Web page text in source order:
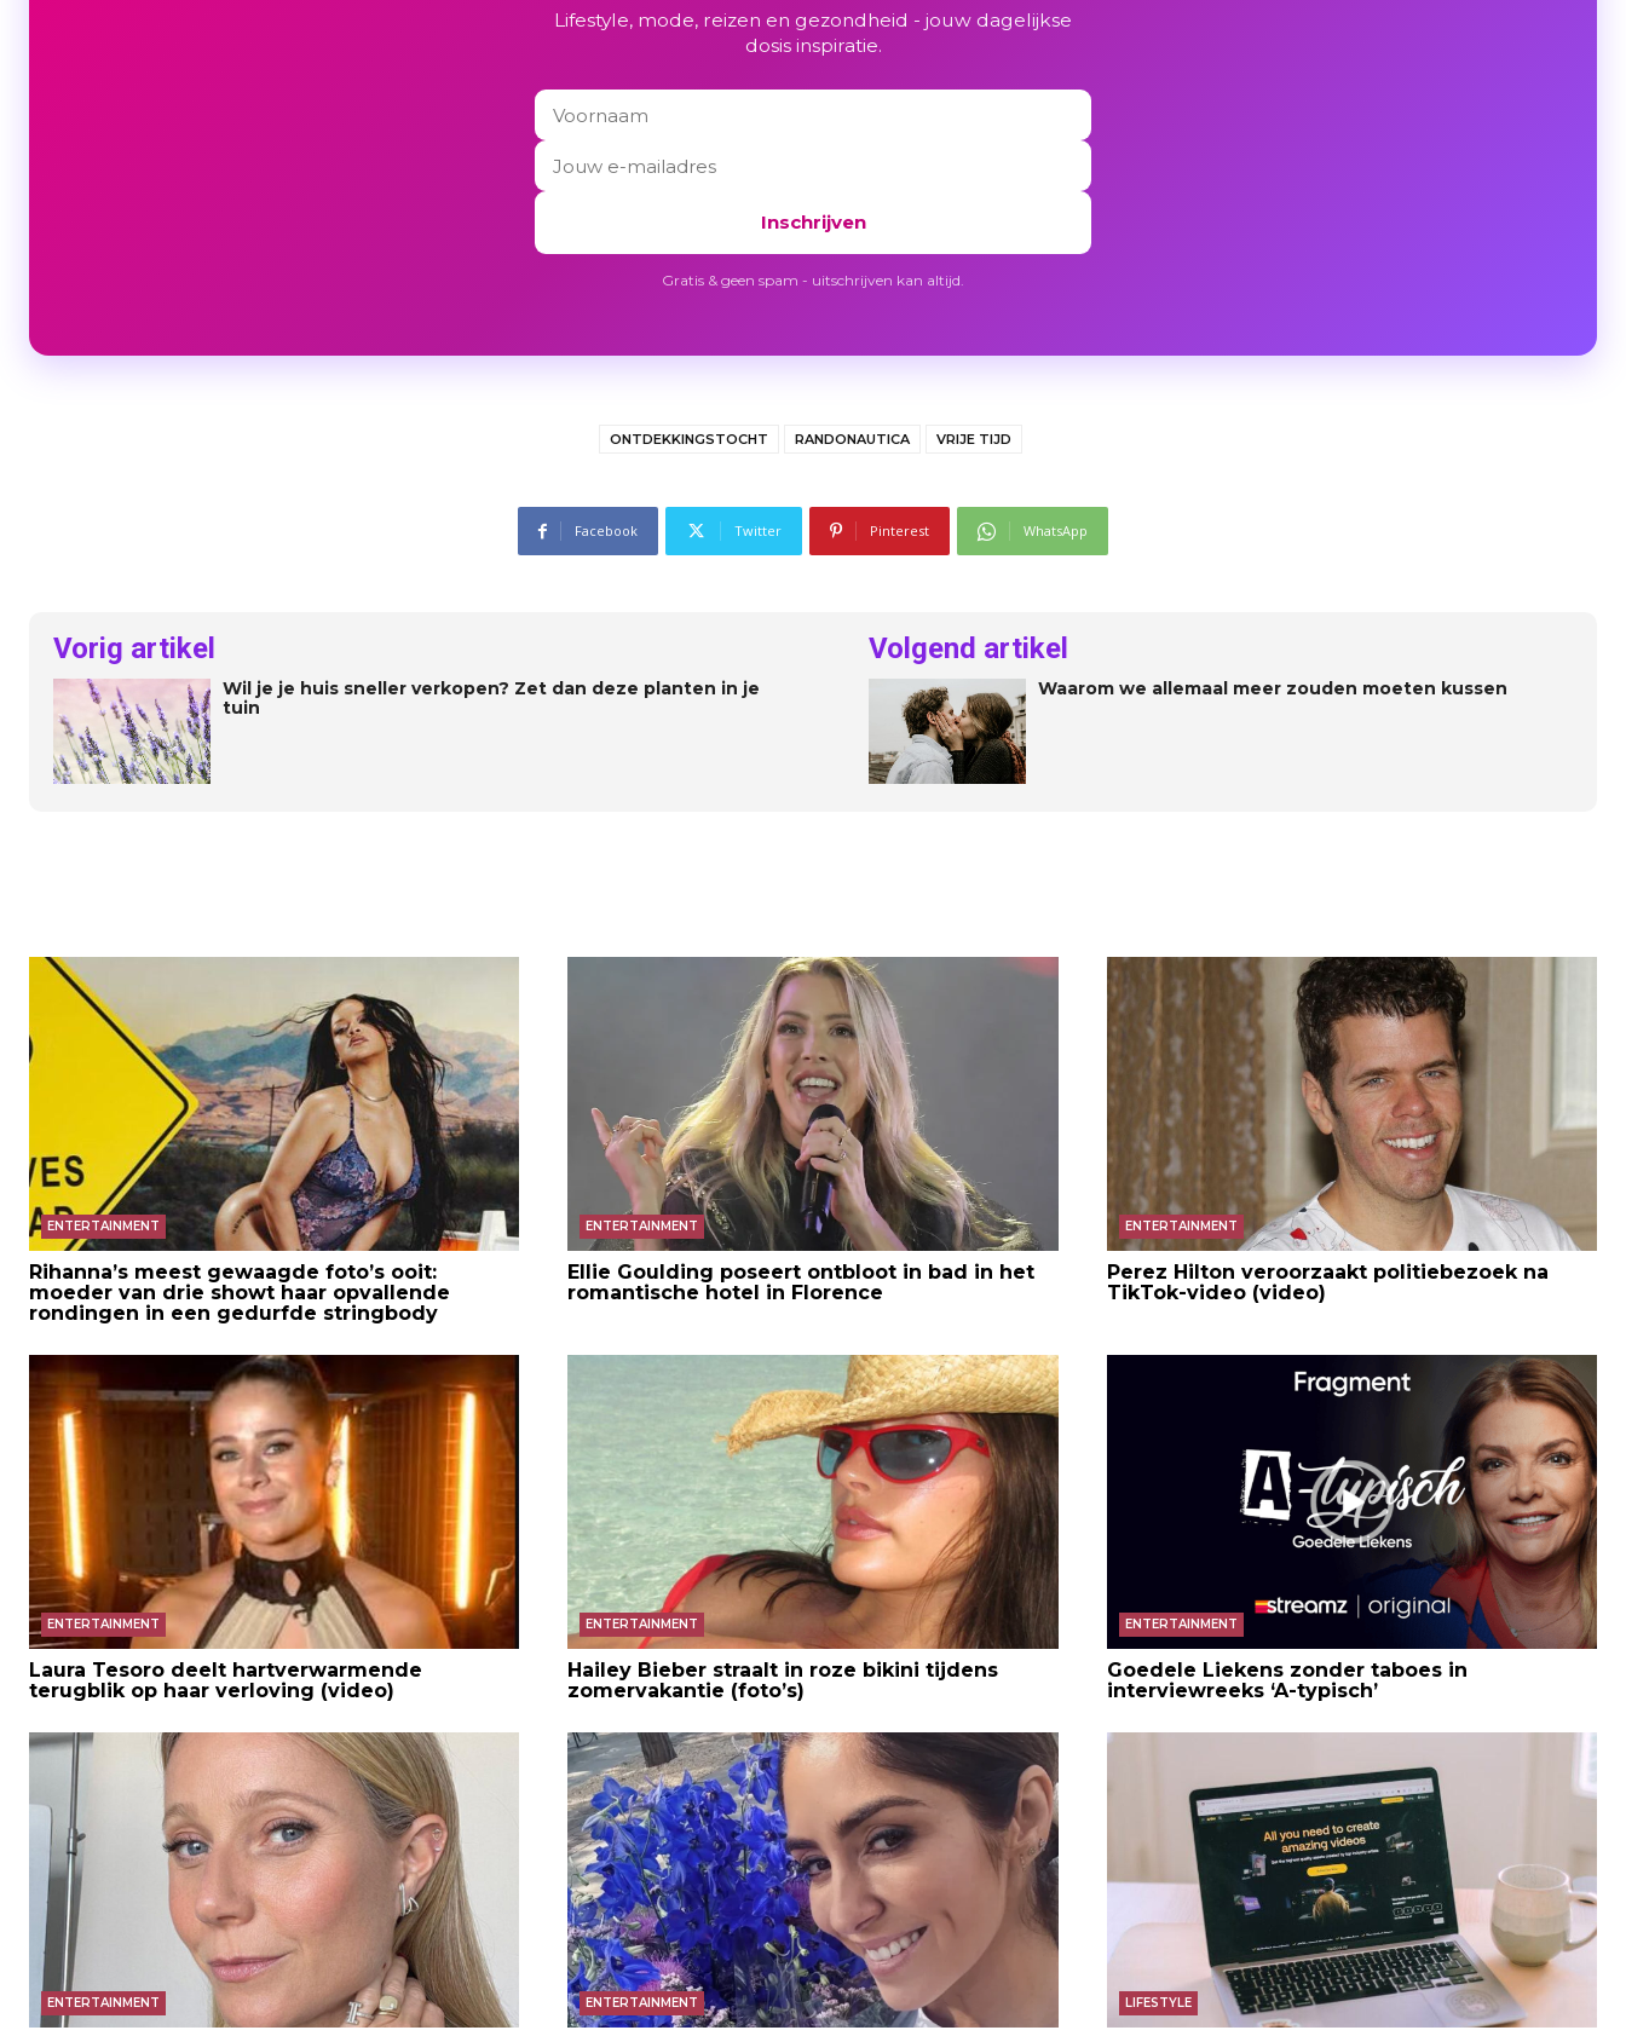
Lifestyle, mode, reizen en gezondheid - jouw dagelijkse
dosis inspiratie.
Inschrijven
Gratis & geen spam - uitschrijven kan altijd.
ONTDEKKINGSTOCHT RANDONAUTICA VRIJE TIJD
Facebook Twitter Pinterest WhatsApp
Vorig artikel
Wil je je huis sneller verkopen? Zet dan deze planten in je
tuin
Volgend artikel
Waarom we allemaal meer zouden moeten kussen
ENTERTAINMENT
Rihanna’s meest gewaagde foto’s ooit:
moeder van drie showt haar opvallende
rondingen in een gedurfde stringbody
ENTERTAINMENT
Ellie Goulding poseert ontbloot in bad in het
romantische hotel in Florence
ENTERTAINMENT
Perez Hilton veroorzaakt politiebezoek na
TikTok-video (video)
ENTERTAINMENT
Laura Tesoro deelt hartverwarmende
terugblik op haar verloving (video)
ENTERTAINMENT
Hailey Bieber straalt in roze bikini tijdens
zomervakantie (foto’s)
ENTERTAINMENT
Goedele Liekens zonder taboes in
interviewreeks ‘A-typisch’
ENTERTAINMENT ENTERTAINMENT LIFESTYLE